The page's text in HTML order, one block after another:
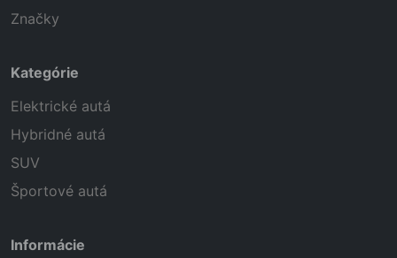
Značky
Kategórie
Elektrické autá
Hybridné autá
SUV
Športové autá
Informácie